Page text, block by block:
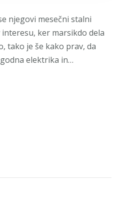
njegovi mesečni stalni
ker marsikdo dela
tako je še kako prav, da
elektrika in…